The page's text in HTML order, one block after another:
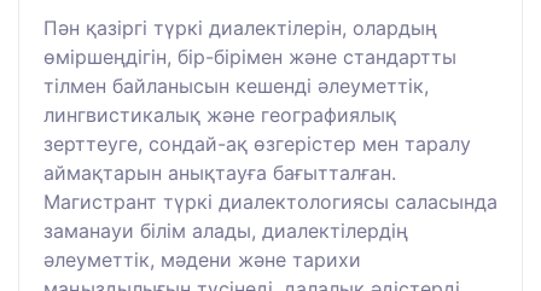
Пән қазіргі түркі диалектілерін, олардың
өміршеңдігін, бір-бірімен және стандартты
тілмен байланысын кешенді әлеуметтік,
лингвистикалық және географиялық
зерттеуге, сондай-ақ өзгерістер мен таралу
аймақтарын анықтауға бағытталған.
Магистрант түркі диалектологиясы саласында
заманауи білім алады, диалектілердің
әлеуметтік, мәдени және тарихи